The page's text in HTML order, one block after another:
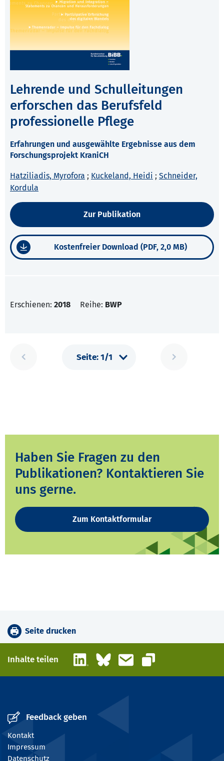
Lehrende und Schulleitungen
erforschen das Berufsfeld
professionelle Pflege
Erfahrungen und ausgewählte Ergebnisse aus dem
Forschungsprojekt KraniCH
Hatziliadis, Myrofora ; Kuckeland, Heidi ; Schneider,
Kordula
Zur Publikation
Kostenfreier Download (PDF, 2,0 MB)
Erschienen: 2018 Reihe: BWP
Haben Sie Fragen zu den
Publikationen? Kontaktieren Sie
uns gerne.
Zum Kontaktformular
Seite drucken
Inhalte teilen LinkedInBlueskyE-Mail
Link kopieren
Feedback geben
Kontakt
Impressum
Datenschutz